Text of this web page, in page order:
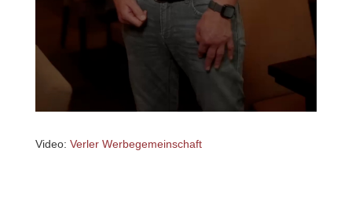
Video: Verler Werbegemeinschaft